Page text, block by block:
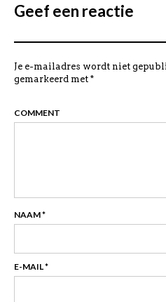
Geef een reactie
Je e-mailadres wordt niet
gemarkeerd met *
COMMENT
NAAM*
E-MAIL*